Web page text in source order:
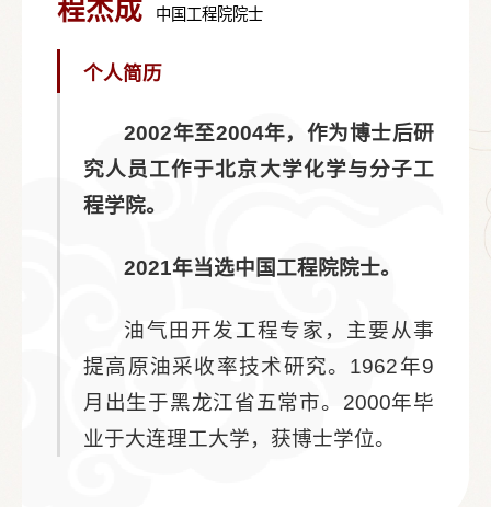
程杰成 中国工程院院士
个人简历
2002年至2004年，作为博士后研
究人员工作于北京大学化学与分子工
程学院。
2021年当选中国工程院院士。
油气田开发工程专家，主要从事
提高原油采收率技术研究。1962年9
月出生于黑龙江省五常市。2000年毕
业于大连理工大学，获博士学位。